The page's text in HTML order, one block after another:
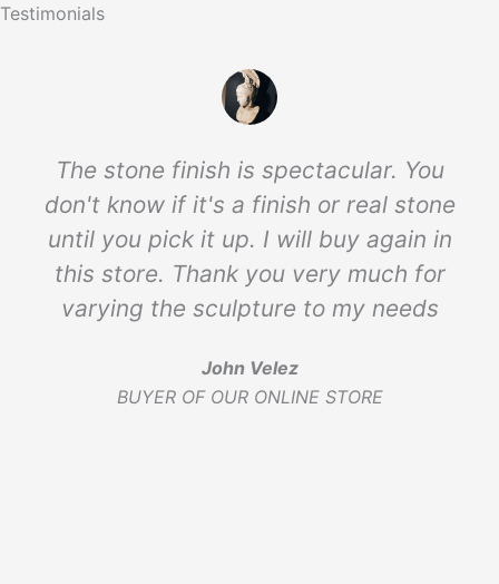
Testimonials
The stone finish is spectacular. You
don't know if it's a finish or real stone
until you pick it up. I will buy again in
this store. Thank you very much for
varying the sculpture to my needs
John Velez
BUYER OF OUR ONLINE STORE